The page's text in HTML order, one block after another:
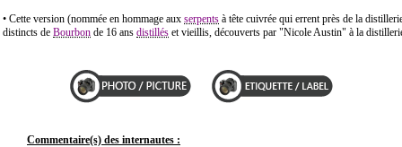
• Cette version (nommée en hommage aux serpents à tête cuivrée qui errent près de la
distincts de Bourbon de 16 ans distillés et vieillis, découverts par "Nicole Austin" à la
Commentaire(s) des internautes :